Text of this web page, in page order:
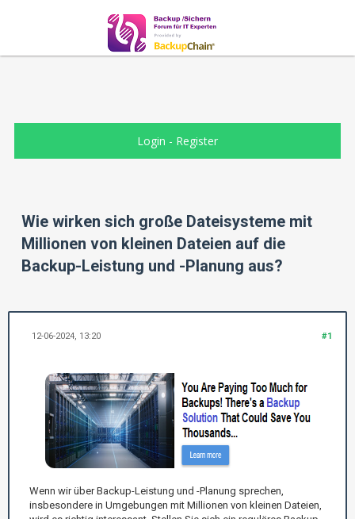
Login - Register
Wie wirken sich große Dateisysteme mit
Millionen von kleinen Dateien auf die
Backup-Leistung und -Planung aus?
#1
12-06-2024, 13:20
Wenn wir über Backup-Leistung und -Planung sprechen,
insbesondere in Umgebungen mit Millionen von kleinen Dateien,